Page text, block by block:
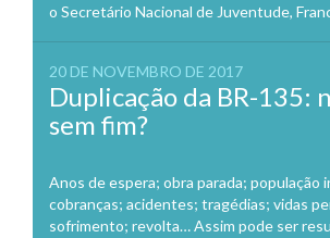
o Secretário Nacional de Juventude,
20 DE NOVEMBRO DE 2017
Duplicação da BR-135:
sem fim?
Anos de espera; obra parada; população
cobranças; acidentes; tragédias; vidas
sofrimento; revolta… Assim pode ser